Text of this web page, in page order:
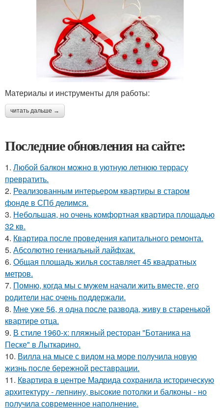
Материалы и инструменты для работы:
читать дальше →
Последние обновления на сайте:
1. Любой балкон можно в уютную летнюю террасу
превратить.
2. Реализованным интерьером квартиры в старом
фонде в СПб делимся.
3. Небольшая, но очень комфортная квартира площадью
32 кв.
4. Квартира после проведения капитального ремонта.
5. Абсолютно гениальный лайфхак.
6. Общая площадь жилья составляет 45 квадратных
метров.
7. Помню, когда мы с мужем начали жить вместе, его
родители нас очень поддержали.
8. Мне уже 56, я одна после развода, живу в старенькой
квартире отца.
9. В стиле 1960-х: пляжный ресторан "Ботаника на
Песке" в Лыткарино.
10. Вилла на мысе с видом на море получила новую
жизнь после бережной реставрации.
11. Квартира в центре Мадрида сохранила историческую
архитектуру - лепнину, высокие потолки и балконы - но
получила современное наполнение.